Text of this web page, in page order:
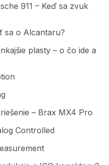
911 – Keď sa zvuk
sa o Alcantaru?
plasty – o čo ide a
– Brax MX4 Pro
Controlled